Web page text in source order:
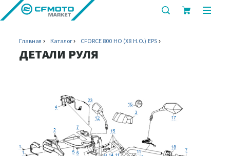
показать
Главная Каталог CFORCE 800 HO (X8 H.O.) EPS
ДЕТАЛИ РУЛЯ